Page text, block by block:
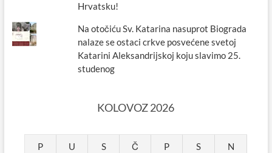
Hrvatsku!
Na otočiću Sv. Katarina nasuprot Biograda
nalaze se ostaci crkve posvećene svetoj
Katarini Aleksandrijskoj koju slavimo 25.
studenog
KOLOVOZ 2026
P U S Č P S N